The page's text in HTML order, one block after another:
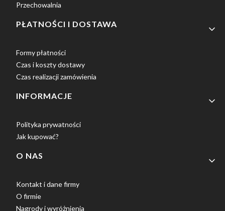
Przechowalnia
PŁATNOŚCI I DOSTAWA
Formy płatności
Czas i koszty dostawy
Czas realizacji zamówienia
INFORMACJE
Polityka prywatności
Jak kupować?
O NAS
Kontakt i dane firmy
O firmie
Nagrody i wyróżnienia